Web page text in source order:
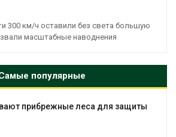
300 км/ч оставили без света большую
масштабные наводнения
популярные
прибрежные леса для защиты